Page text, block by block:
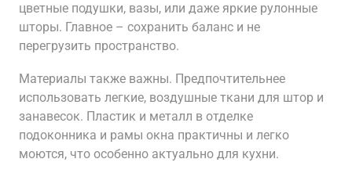
цветные подушки, вазы, или даже яркие рулонные
шторы. Главное – сохранить баланс и не
перегрузить пространство.
Материалы также важны. Предпочтительнее
использовать легкие, воздушные ткани для штор и
занавесок. Пластик и металл в отделке
подоконника и рамы окна практичны и легко
моются, что особенно актуально для кухни.